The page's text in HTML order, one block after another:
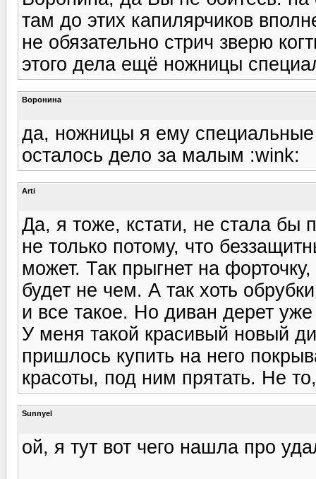
там до этих капилярчиков
не обязательно стрич зверю
этого дела ещё ножницы
Воронина
да, ножницы я ему
осталось дело за малым :wink:
Arti
Да, я тоже, кстати, не стала бы
не только потому, что
может. Так прыгнет на
будет не чем. А так хоть
и все такое. Но диван дерет
У меня такой красивый новый
пришлось купить на него
красоты, под ним прятать. Не
Sunnyel
ой, я тут вот чего нашла про